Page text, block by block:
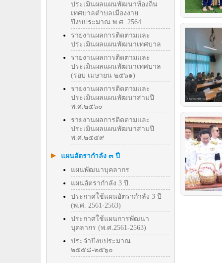
ประเมินผลแผนพัฒนาท้องถิ่น
เทศบาลตำบลเมืองงาย
ปีงบประมาณ พ.ศ. 2564
รายงานผลการติดตามและ
ประเมินผลแผนพัฒนาเทศบาล
รายงานผลการติดตามและ
ประเมินผลแผนพัฒนาเทศบาล
(รอบ เมษายน ๒๕๖๑)
รายงานผลการติดตามและ
ประเมินผลแผนพัฒนาสามปี
พ.ศ.๒๕๖๐
รายงานผลการติดตามและ
ประเมินผลแผนพัฒนาสามปี
พ.ศ.๒๕๕๙
แผนอัตรากำลัง ๓ ปี
แผนพัฒนาบุคลากร
แผนอัตรากำลัง 3 ปี.
ประกาศใช้แผนอัตรากำลัง 3 ปี
(พ.ศ. 2561-2563)
ประกาศใช้แผนการพัฒนา
บุคลากร (พ.ศ.2561-2563)
ประจำปีงบประมาณ
๒๕๕๘-๒๕๖๐